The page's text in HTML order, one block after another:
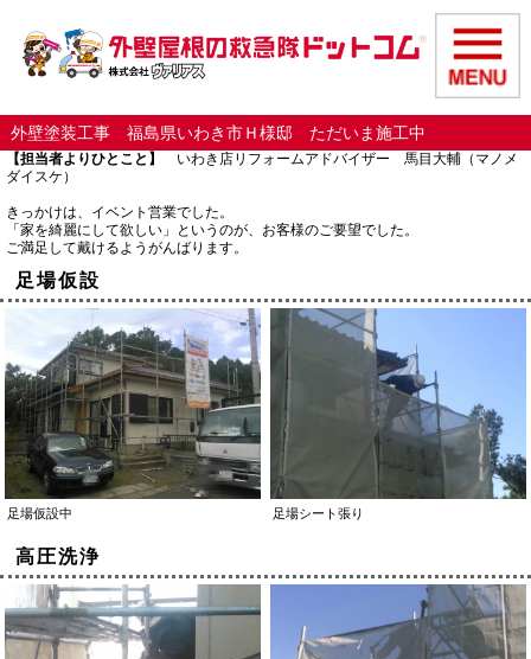
外壁塗装工事 福島県いわき市Ｈ様邸 ただいま施工中
【担当者よりひとこと】
いわき店リフォームアドバイザー 馬目大輔（マノメ
ダイスケ）
きっかけは、イベント営業でした。
「家を綺麗にして欲しい」というのが、お客様のご要望でした。
ご満足して戴けるようがんばります。
足場仮設
足場仮設中 足場シート張り
高圧洗浄